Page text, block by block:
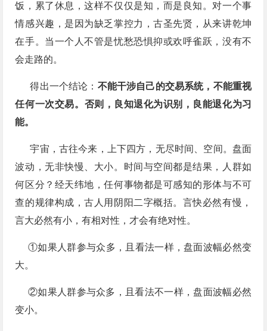
饭，累了休息，这样不仅仅是知，而是良知。对一个事
情感兴趣，是因为缺乏掌控力，古圣先贤，从来讲乾坤
在手。当一个人不管是忧愁恐惧抑或欢呼雀跃，没有不
会走路的。
得出一个结论： 不能干涉自己的交易系统，不能重视
任何一次交易。​否则，良知退化为识别，良能退化为习
能。
宇宙，古往今来，上下四方，无尽时间、空间。盘面
波动，无非快慢、大小。时间与空间都是结果，人群如
何区分？经天纬地，任何事物都是可感知的形体与不可
查的规律构成，古人用阴阳二字概括。言快必然有慢，
言大必然有小，有相对性，才会有绝对性。
①如果人群参与众多，且看法一样，盘面波幅必然变
大。​
②如果人群参与众多，且看法不一样，盘面波幅​必然
变小。